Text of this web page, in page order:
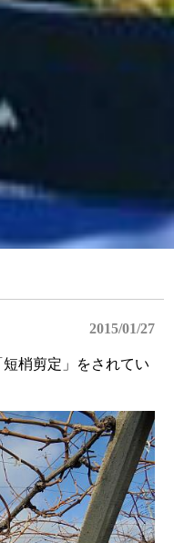
2015/01/27
梢剪定」をされてい